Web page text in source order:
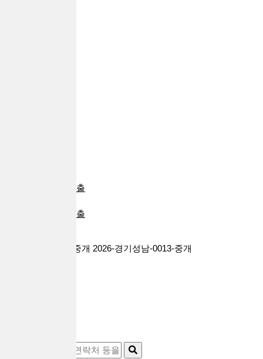
카드소지자대출
배달라이더대출
대출브라더스 대부중개 2026-경기성남-0013-중개